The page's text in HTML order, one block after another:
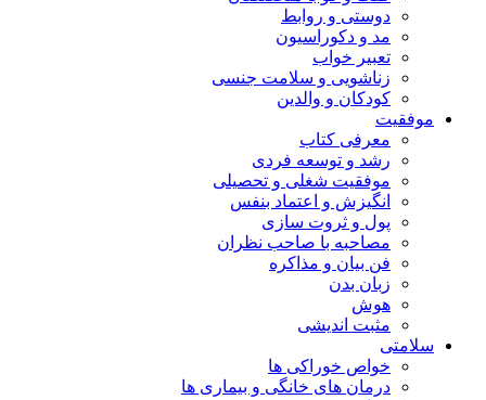
دوستی و روابط
مد و دکوراسیون
تعبیر خواب
زناشویی و سلامت جنسی
کودکان و والدین
موفقیت
معرفی کتاب
رشد و توسعه فردی
موفقیت شغلی و تحصیلی
انگیزش و اعتماد بنفس
پول و ثروت سازی
مصاحبه با صاحب نظران
فن بیان و مذاکره
زبان بدن
هوش
مثبت اندیشی
سلامتی
خواص خوراکی ها
درمان های خانگی و بیماری ها